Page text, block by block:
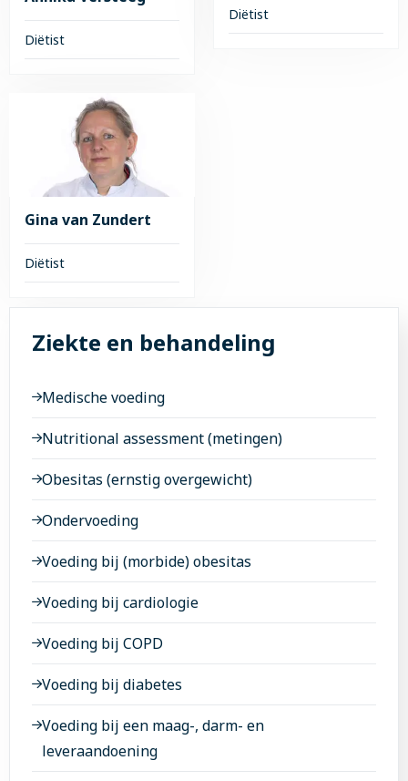
Diëtist
Diëtist
Gina van Zundert
Diëtist
Lees
over
van
Zundert
Ziekte en behandeling
Medische voeding
Nutritional assessment (metingen)
Obesitas (ernstig overgewicht)
Ondervoeding
Voeding bij (morbide) obesitas
Voeding bij cardiologie
Voeding bij COPD
Voeding bij diabetes
Voeding bij een maag-, darm- en
leveraandoening